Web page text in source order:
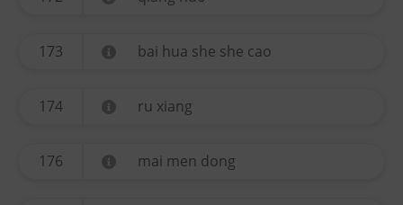
173 bai hua she she cao
174 ru xiang
176 mai men dong